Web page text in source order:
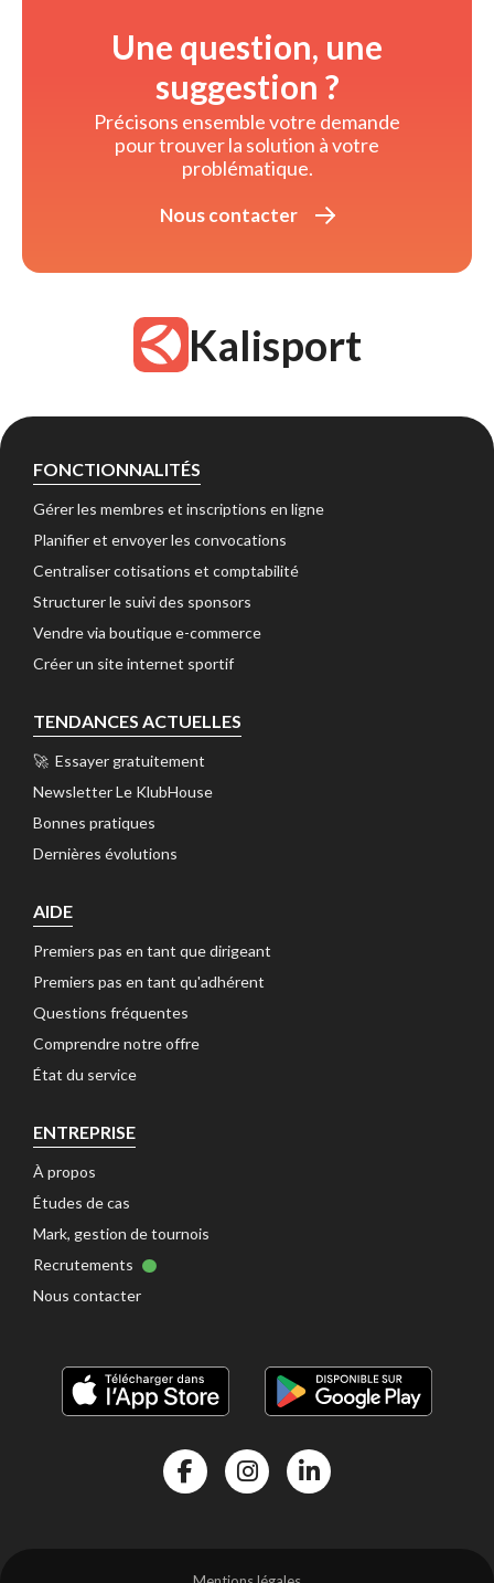
Une question, une
suggestion ?
Précisons ensemble votre demande
pour trouver la solution à votre
problématique.
Nous contacter
Kalisport
FONCTIONNALITÉS
Gérer les membres et inscriptions en ligne
Planifier et envoyer les convocations
Centraliser cotisations et comptabilité
Structurer le suivi des sponsors
Vendre via boutique e-commerce
Créer un site internet sportif
TENDANCES ACTUELLES
🚀 Essayer gratuitement
Newsletter Le KlubHouse
Bonnes pratiques
Dernières évolutions
AIDE
Premiers pas en tant que dirigeant
Premiers pas en tant qu'adhérent
Questions fréquentes
Comprendre notre offre
État du service
ENTREPRISE
À propos
Études de cas
Mark, gestion de tournois
Recrutements
Nous contacter